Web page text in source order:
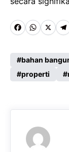
F
c
e
o
W
a
t
A
p
p
X T
l
e
r
bahan
properti